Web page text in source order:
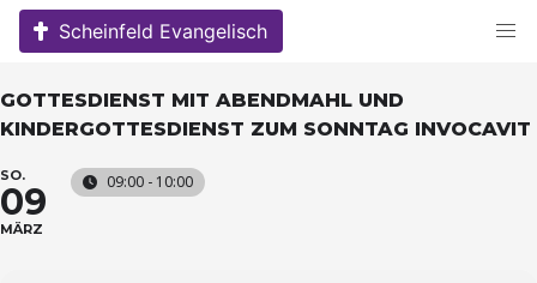
Skip
Scheinfeld Evangelisch
GOTTESDIENST MIT ABENDMAHL UND
KINDERGOTTESDIENST ZUM SONNTAG INVOCAVIT
SO.
09
MÄRZ
09:00 - 10:00